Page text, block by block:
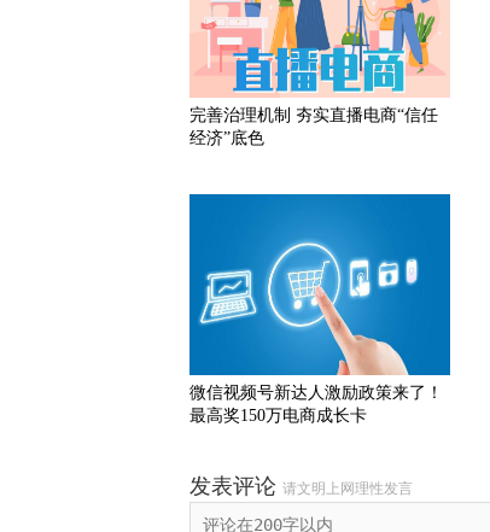
完善治理机制 夯实直播电商“信任
经济”底色
微信视频号新达人激励政策来了！
最高奖150万电商成长卡
发表评论 请文明上网理性发言